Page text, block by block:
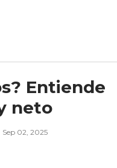
Entiende
neto
Sep 02, 2025